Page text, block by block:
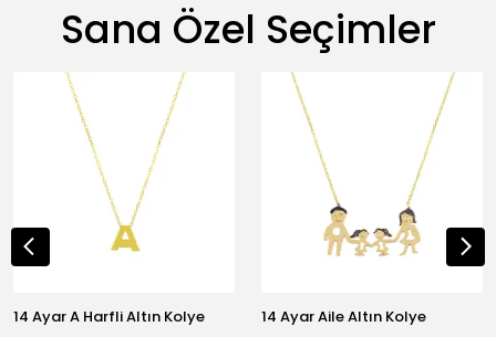
Sana Özel Seçimler
14 Ayar A Harfli Altın Kolye 14 Ayar Aile Altın Kolye